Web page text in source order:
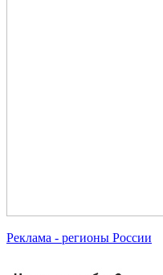
Реклама - регионы России